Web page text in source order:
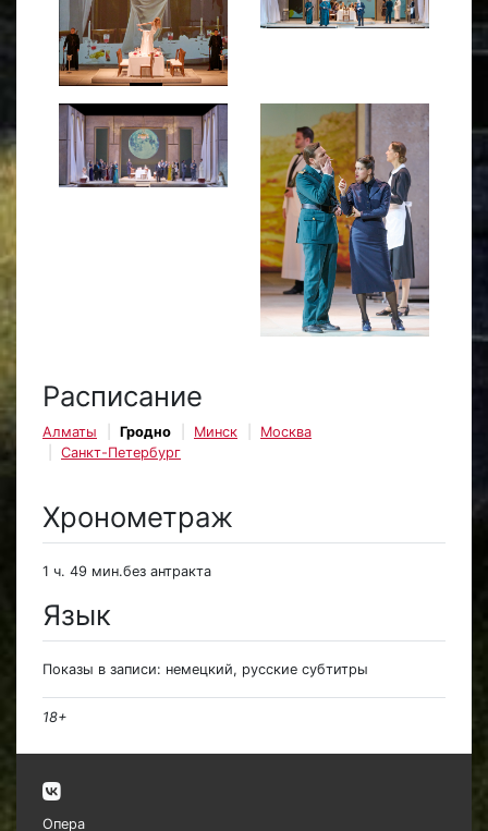
Расписание
Алматы Гродно Минск
Москва
Санкт-Петербург
Хронометраж
1 ч. 49 мин.без антракта
Язык
Показы в записи: немецкий, русские субтитры
18+
Опера